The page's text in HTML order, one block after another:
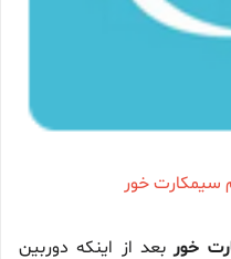
سیمکارت خور
خور بعد از اینکه دوربین